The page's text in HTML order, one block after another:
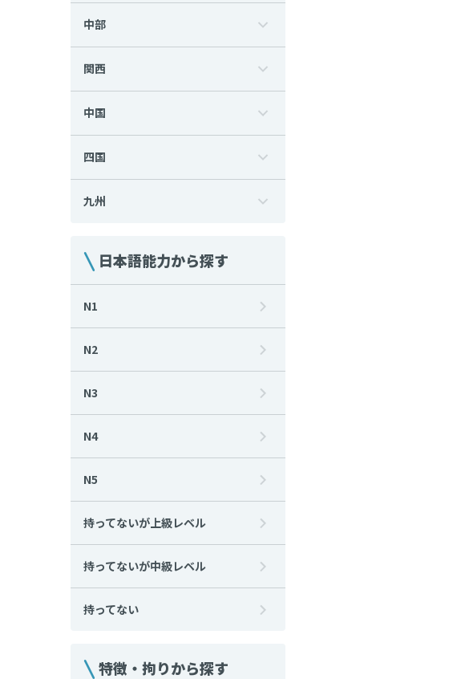
中部
関西
中国
四国
九州
日本語能力から探す
N1
N2
N3
N4
N5
持ってないが上級レベル
持ってないが中級レベル
持ってない
特徴・拘りから探す